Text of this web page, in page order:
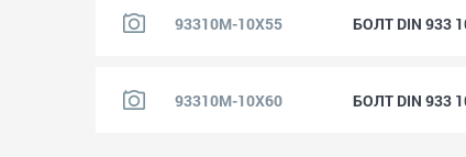
93310M-10X55 БОЛТ DIN 933
93310M-10X60 БОЛТ DIN 933